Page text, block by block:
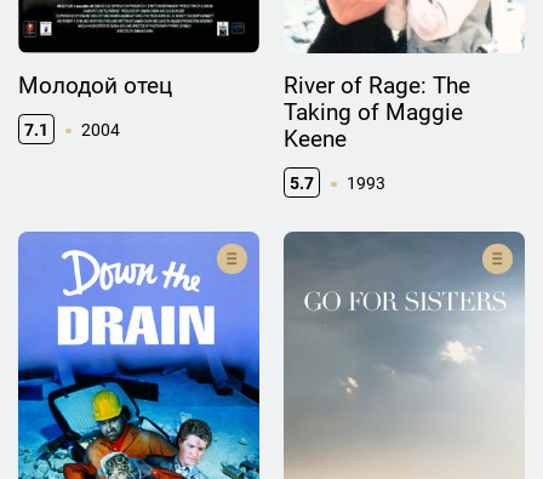
Молодой отец
7.1 2004
River of Rage: The
Taking of Maggie
Keene
5.7 1993